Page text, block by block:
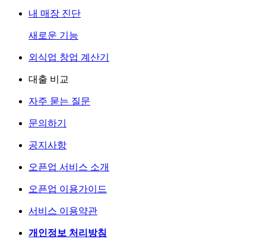
내 매장 진단
새로운 기능
외식업 창업 계산기
대출 비교
자주 묻는 질문
문의하기
공지사항
오픈업 서비스 소개
오픈업 이용가이드
서비스 이용약관
개인정보 처리방침